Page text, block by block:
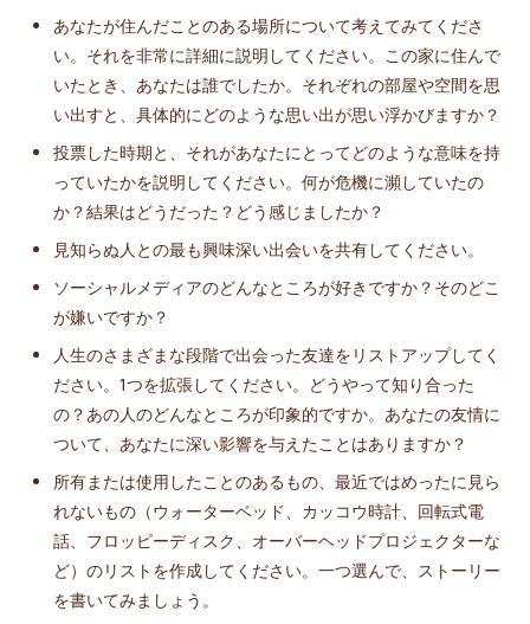
あなたが住んだことのある場所について考えてみてくださ
い。それを非常に詳細に説明してください。この家に住んで
いたとき、あなたは誰でしたか。それぞれの部屋や空間を思
い出すと、具体的にどのような思い出が思い浮かびますか？
投票した時期と、それがあなたにとってどのような意味を持
っていたかを説明してください。何が危機に瀕していたの
か？結果はどうだった？どう感じましたか？
見知らぬ人との最も興味深い出会いを共有してください。
ソーシャルメディアのどんなところが好きですか？そのどこ
が嫌いですか？
人生のさまざまな段階で出会った友達をリストアップしてく
ださい。1つを拡張してください。どうやって知り合った
の？あの人のどんなところが印象的ですか。あなたの友情に
ついて、あなたに深い影響を与えたことはありますか？
所有または使用したことのあるもの、最近ではめったに見ら
れないもの（ウォーターベッド、カッコウ時計、回転式電
話、フロッピーディスク、オーバーヘッドプロジェクターな
ど）のリストを作成してください。一つ選んで、ストーリー
を書いてみましょう。